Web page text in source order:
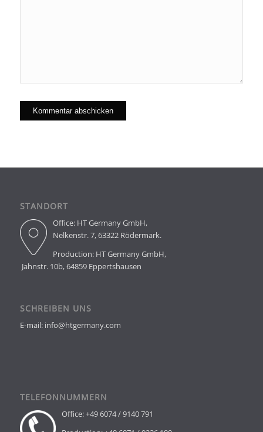
STANDORT
Office: HT Germany GmbH,
Nelkenstr. 7, 63322 Rödermark.
Production: HT Germany GmbH,
Jahnstr. 10b, 64859 Eppertshausen
SCHREIBEN UNS
E-mail: info@htgermany.com
TELEFONNUMMERN
Office: +49 6074 / 9140 791